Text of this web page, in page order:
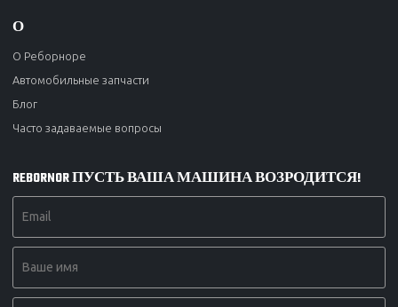
О
О Реборноре
Автомобильные запчасти
Блог
Часто задаваемые вопросы
REBORNOR ПУСТЬ ВАША МАШИНА ВОЗРОДИТСЯ!